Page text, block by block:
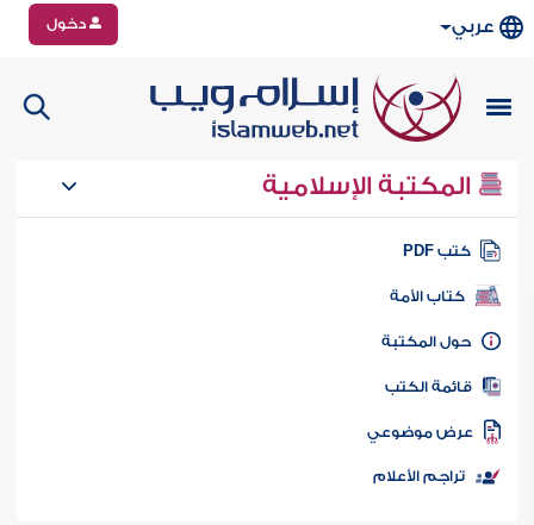
عربي دخول
المكتبة الإسلامية
كتب PDF
كتاب الأمة
المكتبة
الكتب
موضوعي